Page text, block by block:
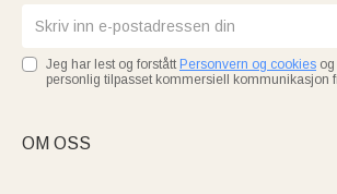
Jeg har lest og forstått Personvern og cookies
personlig tilpasset kommersiell kommunikasjon
OM OSS